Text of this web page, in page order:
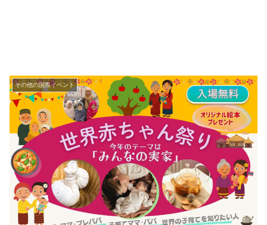
その他の国際イベント